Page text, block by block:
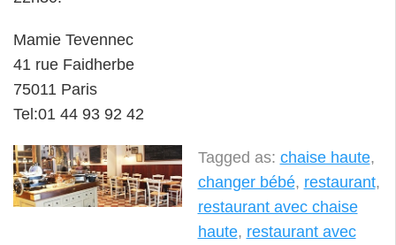
Mamie Tevennec
41 rue Faidherbe
75011 Paris
Tel:01 44 93 92 42
Tagged as: chaise haute,
changer bébé, restaurant,
restaurant avec chaise
haute, restaurant avec